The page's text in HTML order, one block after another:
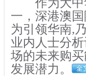
一，深港澳
为引领华南,
业内人士分
场的未来购
发展潜力。